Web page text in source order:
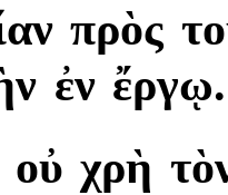
πρὸς
ἐν ἔργῳ.
χρὴ